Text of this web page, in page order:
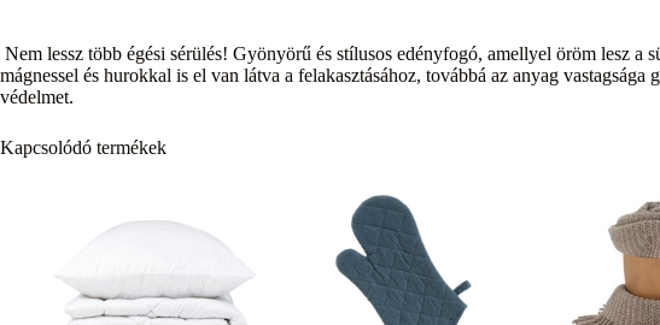
Nem lessz több égési sérülés! Gyönyörű és stílusos edényfogó, amellyel öröm lesz a
mágnessel és hurokkal is el van látva a felakasztásához, továbbá az anyag vastagsága
védelmet.
Kapcsolódó termékek